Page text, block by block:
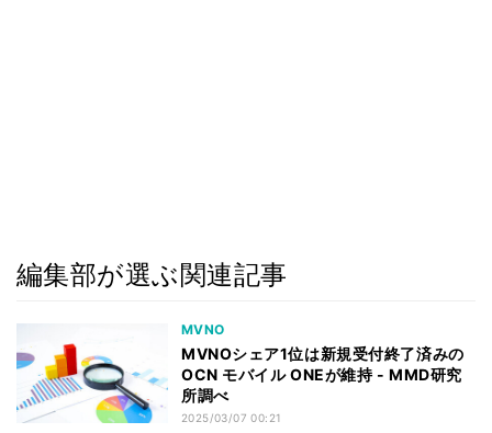
編集部が選ぶ関連記事
MVNO
MVNOシェア1位は新規受付終了済みの
OCN モバイル ONEが維持 - MMD研究
所調べ
2025/03/07 00:21